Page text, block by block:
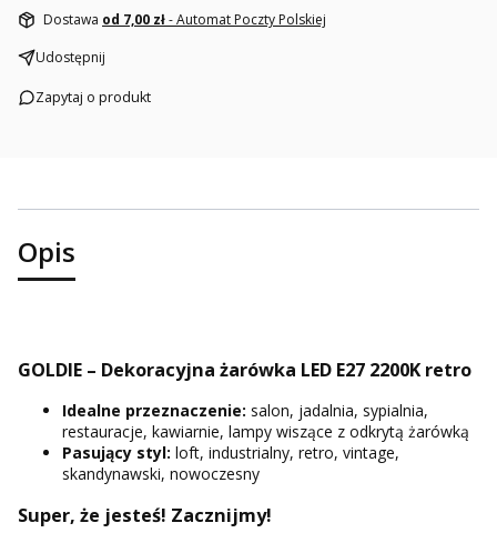
Dostawa od 7,00 zł- Automat Poczty Polskiej
Udostępnij
Zapytaj o produkt
Opis
GOLDIE – Dekoracyjna żarówka LED E27 2200K retro
Idealne przeznaczenie: salon, jadalnia, sypialnia,
restauracje, kawiarnie, lampy wiszące z odkrytą żarówką
Pasujący styl: loft, industrialny, retro, vintage,
skandynawski, nowoczesny
Super, że jesteś! Zacznijmy!